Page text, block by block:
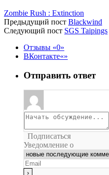
Zombie Rush : Extinction
Предыдущий пост Blackwind
Следующий пост SGS Taipings
Отзывы
0
ВКонтакте
Отправить ответ
Подписаться
Уведомление о